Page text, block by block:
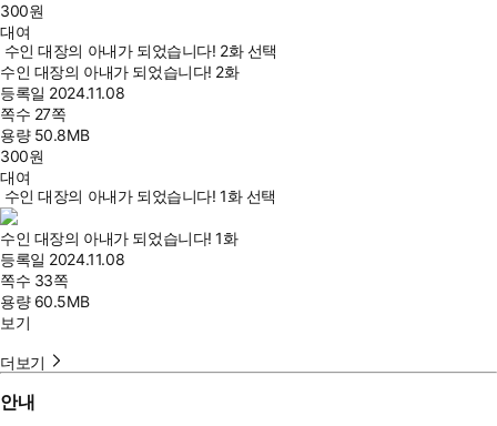
300원
대여
수인 대장의 아내가 되었습니다! 2화 선택
수인 대장의 아내가 되었습니다! 2화
등록일 2024.11.08
쪽수 27쪽
용량 50.8MB
300원
대여
수인 대장의 아내가 되었습니다! 1화 선택
수인 대장의 아내가 되었습니다! 1화
등록일 2024.11.08
쪽수 33쪽
용량 60.5MB
보기
더보기
안내